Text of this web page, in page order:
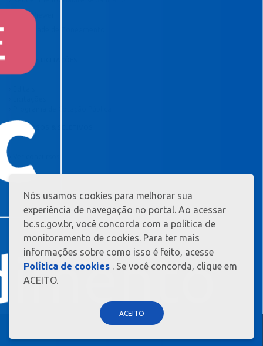
TeamViewer
EDITAIS E LICITAÇÕES
CONCURSOS & SELETIVOS
BALNEÁRIO CAMBORIÚ - CAPITAL CATARINENSE DO TURISMO - TODOS OS
Nós usamos cookies para melhorar sua
experiência de navegação no portal. Ao acessar
bc.sc.gov.br, você concorda com a política de
monitoramento de cookies. Para ter mais
informações sobre como isso é feito, acesse
Política de cookies . Se você concorda, clique em
ACEITO.
ACEITO